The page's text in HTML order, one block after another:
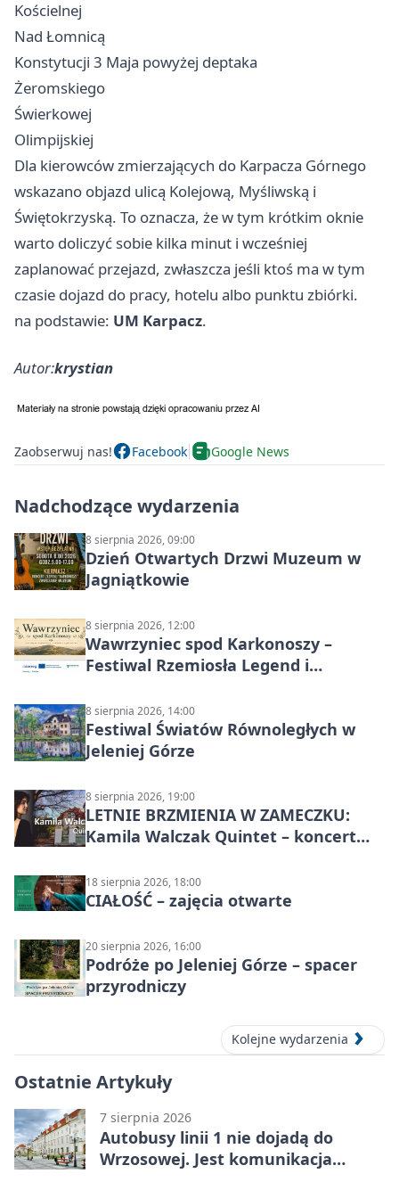
Kościelnej
Nad Łomnicą
Konstytucji 3 Maja powyżej deptaka
Żeromskiego
Świerkowej
Olimpijskiej
Dla kierowców zmierzających do Karpacza Górnego
wskazano objazd ulicą Kolejową, Myśliwską i
Świętokrzyską. To oznacza, że w tym krótkim oknie
warto doliczyć sobie kilka minut i wcześniej
zaplanować przejazd, zwłaszcza jeśli ktoś ma w tym
czasie dojazd do pracy, hotelu albo punktu zbiórki.
na podstawie: UM Karpacz.
Autor:krystian
Zaobserwuj nas! Facebook Google News
Nadchodzące wydarzenia
8 sierpnia 2026, 09:00
Dzień Otwartych Drzwi Muzeum w
Jagniątkowie
8 sierpnia 2026, 12:00
Wawrzyniec spod Karkonoszy –
Festiwal Rzemiosła Legend i
8 sierpnia 2026, 14:00
Festiwal Światów Równoległych w
Jeleniej Górze
8 sierpnia 2026, 19:00
LETNIE BRZMIENIA W ZAMECZKU:
Kamila Walczak Quintet – koncert
18 sierpnia 2026, 18:00
CIAŁOŚĆ – zajęcia otwarte
20 sierpnia 2026, 16:00
Podróże po Jeleniej Górze – spacer
przyrodniczy
Kolejne wydarzenia
Ostatnie Artykuły
7 sierpnia 2026
Autobusy linii 1 nie dojadą do
Wrzosowej. Jest komunikacja